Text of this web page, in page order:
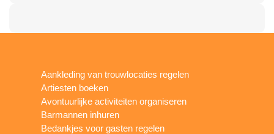
Aankleding van trouwlocaties regelen
Artiesten boeken
Avontuurlijke activiteiten organiseren
Barmannen inhuren
Bedankjes voor gasten regelen